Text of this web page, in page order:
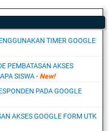
TIMER GOOGLE
PEMBATASAN AKSES
SISWA- New!
PADA GOOGLE
AKSES GOOGLE FORM UTK